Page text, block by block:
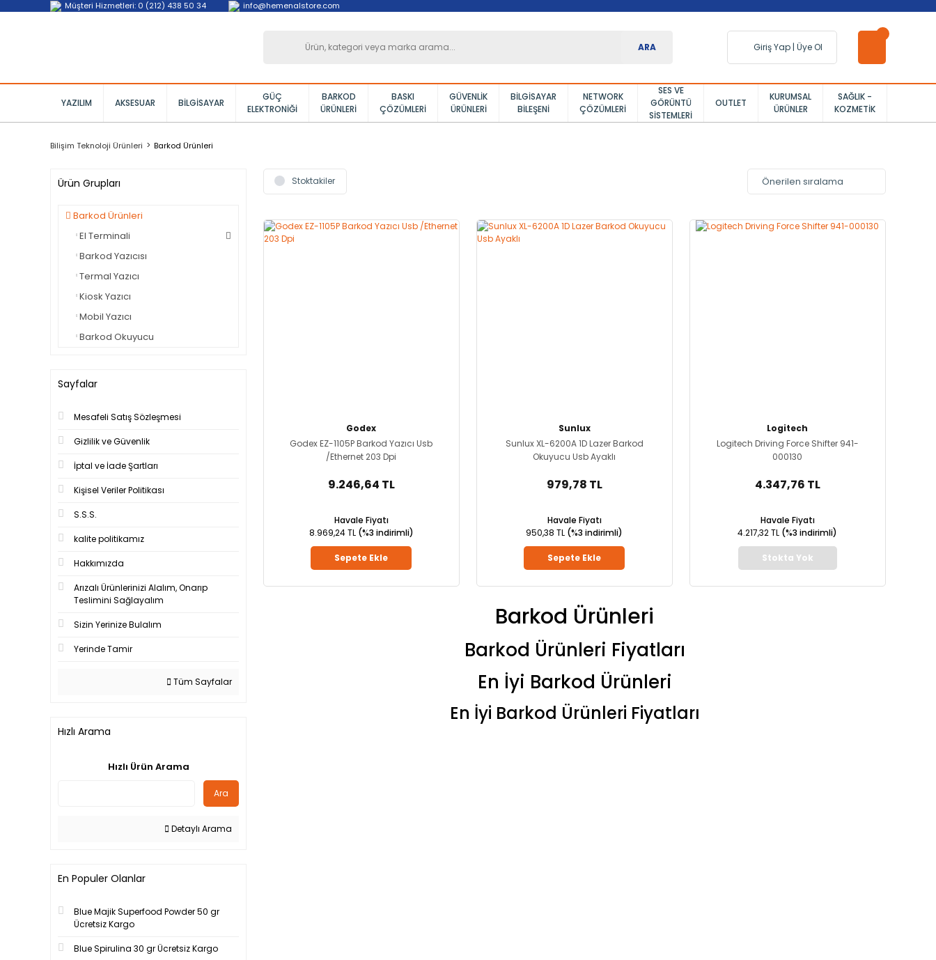
Müşteri Hizmetleri: 0 (212) 438 50 34 info@hemenalstore.com
ARA Giriş Yap | Üye Ol
YAZILIM AKSESUAR BILGISAYAR
GÜÇ
ELEKTRONIĞI
BARKOD
ÜRÜNLERI
BASKI
ÇÖZÜMLERI
GÜVENLIK
ÜRÜNLERI
BILGISAYAR
BILEŞENI
NETWORK
ÇÖZÜMLERI
SES VE
GÖRÜNTÜ
SISTEMLERI
OUTLET
KURUMSAL
ÜRÜNLER
SAĞLIK -
KOZMETIK
Bilişim Teknoloji Ürünleri Barkod Ürünleri
Ürün Grupları
Barkod Ürünleri
El Terminali
Barkod Yazıcısı
Termal Yazıcı
Kiosk Yazıcı
Mobil Yazıcı
Barkod Okuyucu
Sayfalar
Mesafeli Satış Sözleşmesi
Gizlilik ve Güvenlik
İptal ve İade Şartları
Kişisel Veriler Politikası
S.S.S.
kalite politikamız
Hakkımızda
Arızalı Ürünlerinizi Alalım, Onarıp
Teslimini Sağlayalım
Sizin Yerinize Bulalım
Yerinde Tamir
Tüm Sayfalar
Hızlı Arama
Hızlı Ürün Arama
Ara
Detaylı Arama
En Populer Olanlar
Blue Majik Superfood Powder 50 gr
Ücretsiz Kargo
Blue Spirulina 30 gr Ücretsiz Kargo
Stoktakiler
Godex
Godex EZ-1105P Barkod Yazıcı Usb
/Ethernet 203 Dpi
9.246,64 TL
Havale Fiyatı
8.969,24 TL (%3 indirimli)
Sepete Ekle
Sunlux
Sunlux XL-6200A 1D Lazer Barkod
Okuyucu Usb Ayaklı
979,78 TL
Havale Fiyatı
950,38 TL (%3 indirimli)
Sepete Ekle
Logitech
Logitech Driving Force Shifter 941-
000130
4.347,76 TL
Havale Fiyatı
4.217,32 TL (%3 indirimli)
Stokta Yok
Barkod Ürünleri
Barkod Ürünleri Fiyatları
En İyi Barkod Ürünleri
En İyi Barkod Ürünleri Fiyatları